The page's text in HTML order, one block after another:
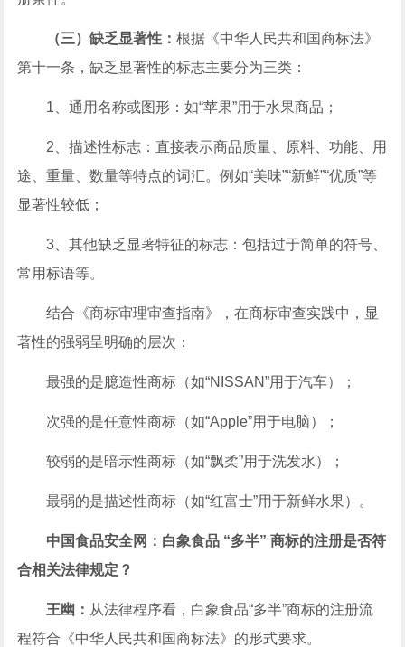
（三）缺乏显著性：根据《中华人民共和国商标法》
第十一条，缺乏显著性的标志主要分为三类：
1、通用名称或图形：如“苹果”用于水果商品；
2、描述性标志：直接表示商品质量、原料、功能、用
途、重量、数量等特点的词汇。例如“美味”“新鲜”“优质”等
显著性较低；
3、其他缺乏显著特征的标志：包括过于简单的符号、
常用标语等。
结合《商标审理审查指南》，在商标审查实践中，显
著性的强弱呈明确的层次：
最强的是臆造性商标（如“NISSAN”用于汽车）；
次强的是任意性商标（如“Apple”用于电脑）；
较弱的是暗示性商标（如“飘柔”用于洗发水）；
最弱的是描述性商标（如“红富士”用于新鲜水果）。
中国食品安全网：白象食品 “多半” 商标的注册是否符
合相关法律规定？
王幽： 从法律程序看，白象食品“多半”商标的注册流
程符合《中华人民共和国商标法》的形式要求。